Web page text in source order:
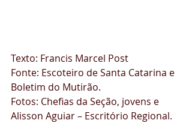
Texto: Francis Marcel Post
Fonte: Escoteiro de Santa Catarina e
Boletim do Mutirão.
Fotos: Chefias da Seção, jovens e
Alisson Aguiar – Escritório Regional.